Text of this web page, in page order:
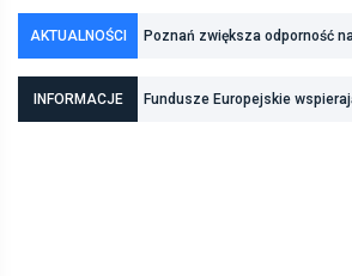
AKTUALNOŚCI Poznań zwiększa odporność
INFORMACJE